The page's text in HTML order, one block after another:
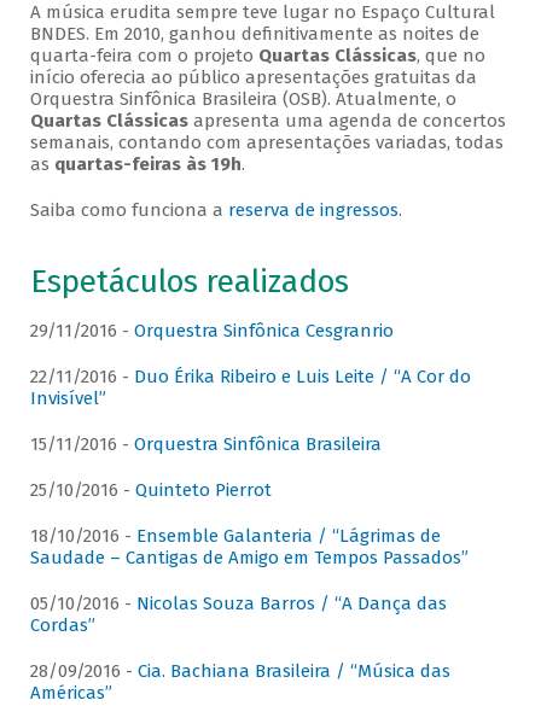
A música erudita sempre teve lugar no Espaço Cultural
BNDES. Em 2010, ganhou definitivamente as noites de
quarta-feira com o projeto Quartas Clássicas, que no
início oferecia ao público apresentações gratuitas da
Orquestra Sinfônica Brasileira (OSB). Atualmente, o
Quartas Clássicasapresenta uma agenda de concertos
semanais, contando com apresentações variadas, todas
as quartas-feiras às 19h.
Saiba como funciona a reserva de ingressos.
Espetáculos realizados
29/11/2016 - Orquestra Sinfônica Cesgranrio
22/11/2016 - Duo Érika Ribeiro e Luis Leite / “A Cor do
Invisível”
15/11/2016 - Orquestra Sinfônica Brasileira
25/10/2016 - Quinteto Pierrot
18/10/2016 - Ensemble Galanteria / “Lágrimas de
Saudade – Cantigas de Amigo em Tempos Passados”
05/10/2016 - Nicolas Souza Barros / “A Dança das
Cordas”
28/09/2016 - Cia. Bachiana Brasileira / “Música das
Américas”